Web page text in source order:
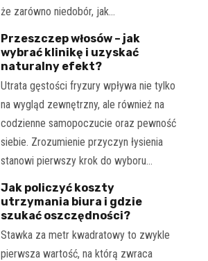
że zarówno niedobór, jak…
Przeszczep włosów – jak
wybrać klinikę i uzyskać
naturalny efekt?
Utrata gęstości fryzury wpływa nie tylko
na wygląd zewnętrzny, ale również na
codzienne samopoczucie oraz pewność
siebie. Zrozumienie przyczyn łysienia
stanowi pierwszy krok do wyboru…
Jak policzyć koszty
utrzymania biura i gdzie
szukać oszczędności?
Stawka za metr kwadratowy to zwykle
pierwsza wartość, na którą zwraca